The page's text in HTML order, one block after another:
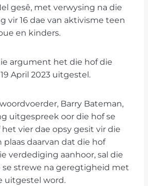
gesê, met verwysing na die
vir 16 dae van aktivisme teen
en kinders.
argument het die hof die
April 2023 uitgestel.
Barry Bateman,
uitgespreek oor die hof se
het vier dae opsy gesit vir die
plaas daarvan dat die hof
verdediging aanhoor, sal die
se strewe na geregtigheid met
uitgestel word.